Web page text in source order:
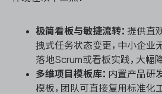
极简看板与敏捷流转： 提供直
拽式任务状态变更，中小企业
落地Scrum或看板实践，大幅
多维项目模板库： 内置产品研
模板，团队可直接复用标准化